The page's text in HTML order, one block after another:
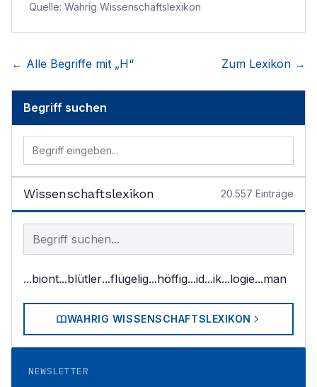
Quelle: Wahrig Wissenschaftslexikon
← Alle Begriffe mit „H“ Zum Lexikon →
Begriff suchen
Wissenschaftslexikon 20.557 Einträge
Begriff im Lexikon suchen
...biont...blütler...flügelig...höffig...id...ik...logie...man
WAHRIG WISSENSCHAFTSLEXIKON
NEWSLETTER